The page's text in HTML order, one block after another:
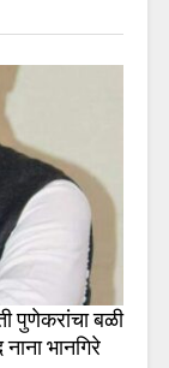
बळी
भानगिरे